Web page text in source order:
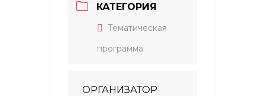
КАТЕГОРИЯ
Тематическая
программа
ОРГАНИЗАТОР